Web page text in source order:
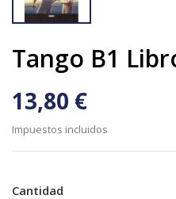
Tango B1
13,80 €
Impuestos incluidos
Cantidad